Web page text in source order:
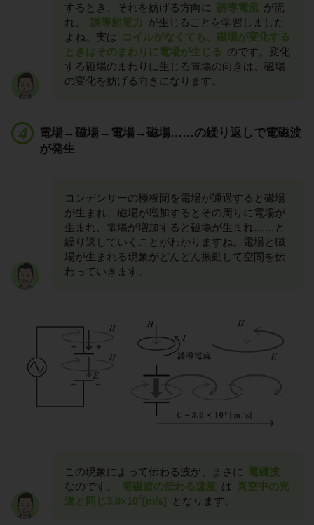
するとき、それを妨げる方向に 誘導電流 が流
れ、
誘導起電力 が生じることを学習しました
よね。実は
コイルがなくても、磁場が変化する
ときはそのまわりに電場が生じる のです。変化
する磁場のまわりに生じる電場の向きは、磁場
の変化を妨げる向きになります。
電場→磁場→電場→磁場……の繰り返しで電磁波
が発生
コンデンサーの極板間を電場が通過すると磁場
が生まれ、磁場が増加するとその周りに電場が
生まれ、電場が増加すると磁場が生まれ……と
繰り返していくことがわかりますね。電場と磁
場が生まれる現象がどんどん振動して空間を伝
わっていきます。
この現象によって伝わる波が、まさに
電磁波
なのです。
電磁波の伝わる速度 は 真空中の光
速と同じ3.0×108[m/s] となります。